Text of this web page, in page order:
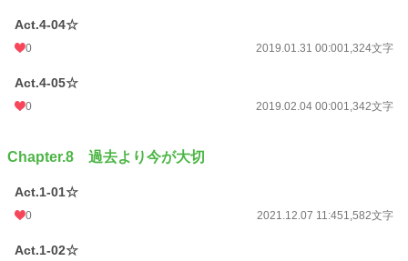
Act.4-04☆
0 2019.01.31 00:001,324文字
Act.4-05☆
0 2019.02.04 00:001,342文字
Chapter.8 過去より今が大切
Act.1-01☆
0 2021.12.07 11:451,582文字
Act.1-02☆